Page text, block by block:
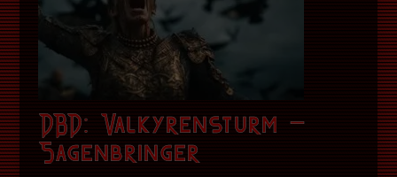
DBD: Valkyrensturm –
Sagenbringer